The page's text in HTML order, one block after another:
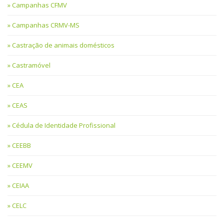
Campanhas CFMV
Campanhas CRMV-MS
Castração de animais domésticos
Castramóvel
CEA
CEAS
Cédula de Identidade Profissional
CEEBB
CEEMV
CEIAA
CELC